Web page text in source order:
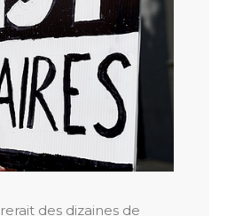
des dizaines de